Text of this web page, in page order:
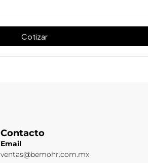
Cotizar
Contacto
Email
ventas@bemohr.com.mx